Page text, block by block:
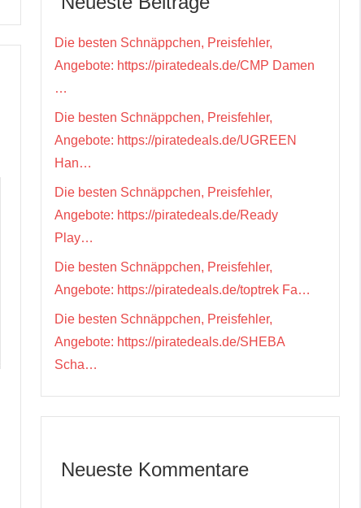
Die besten Schnäppchen, Preisfehler,
Angebote: https://piratedeals.de/CMP Damen
…
Die besten Schnäppchen, Preisfehler,
Angebote: https://piratedeals.de/UGREEN
Han…
Die besten Schnäppchen, Preisfehler,
Angebote: https://piratedeals.de/Ready
Play…
Die besten Schnäppchen, Preisfehler,
Angebote: https://piratedeals.de/toptrek Fa…
Die besten Schnäppchen, Preisfehler,
Angebote: https://piratedeals.de/SHEBA
Scha…
Neueste Kommentare